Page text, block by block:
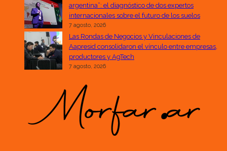
argentina”: el diagnóstico de dos expertos
internacionales sobre el futuro de los suelos
7 agosto, 2026
Las Rondas de Negocios y Vinculaciones de
Aapresid consolidaron el vínculo entre empresas,
productores y AgTech
7 agosto, 2026